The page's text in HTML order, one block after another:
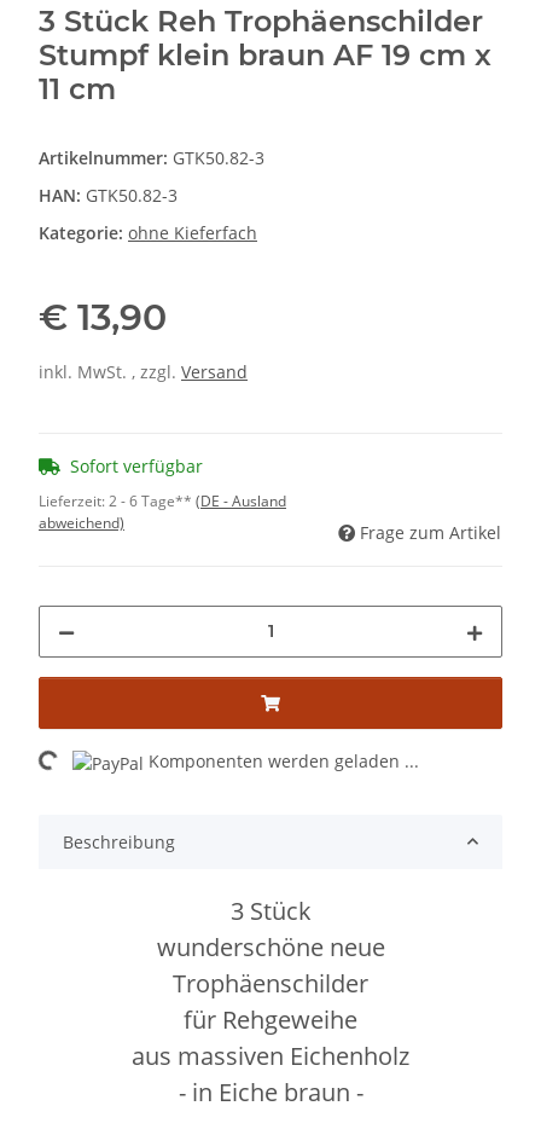
3 Stück Reh Trophäenschilder
Stumpf klein braun AF 19 cm x
11 cm
Artikelnummer: GTK50.82-3
HAN: GTK50.82-3
Kategorie: ohne Kieferfach
€ 13,90
inkl. MwSt. , zzgl. Versand
Sofort verfügbar
Lieferzeit:2 - 6 Tage** (DE - Ausland
abweichend)
Frage zum Artikel
Komponenten werden geladen ...
Beschreibung
3 Stück
wunderschöne neue
Trophäenschilder
für Rehgeweihe
aus massiven Eichenholz
- in Eiche braun -